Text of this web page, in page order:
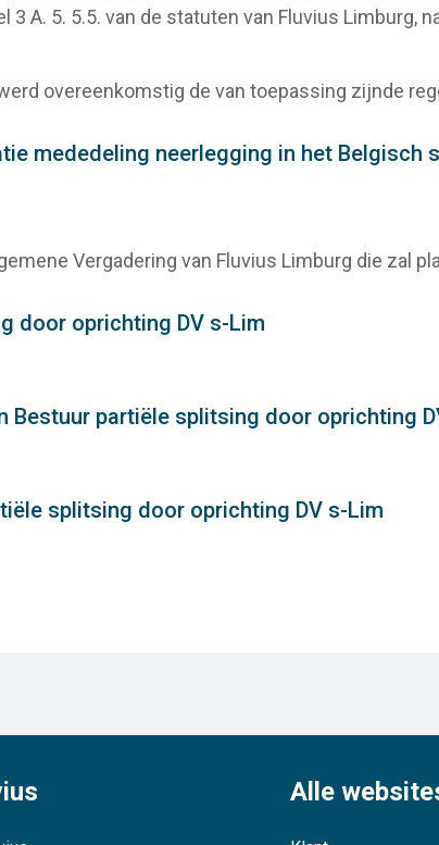
A. 5. 5.5. van de statuten van Fluvius Limburg,
overeenkomstig de van toepassing zijnde
mededeling neerlegging in het Belgisch
Vergadering van Fluvius Limburg die zal
door oprichting DV s-Lim
Bestuur partiële splitsing door oprichting
splitsing door oprichting DV s-Lim
Alle